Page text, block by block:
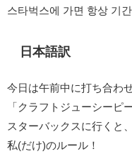
스타벅스에 가면 항상 기
日本語訳
今日は午前中に打ち合わ
「クラフトジューシーピ
スターバックスに行くと
私(だけ)のルール！